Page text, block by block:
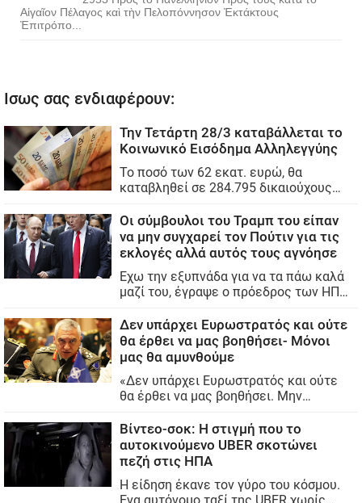
Αἰγαῖον Πέλαγος καὶ τὴν Πελοπόννησον Ἐκτάκτους
Ἐπιτρόπο...